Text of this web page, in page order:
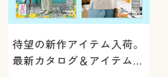
待望の新作アイテム入荷。
最新カタログ＆アイテムを